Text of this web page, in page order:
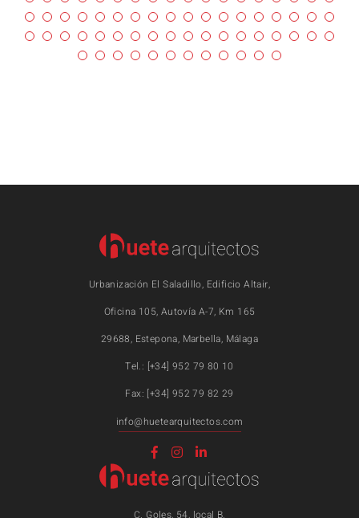
Urbanización El Saladillo, Edificio Altair,
Oficina 105, Autovía A-7, Km 165
29688, Estepona, Marbella, Málaga
Tel.: [+34] 952 79 80 10
Fax: [+34] 952 79 82 29
info@huetearquitectos.com
C. Goles, 54, local B,